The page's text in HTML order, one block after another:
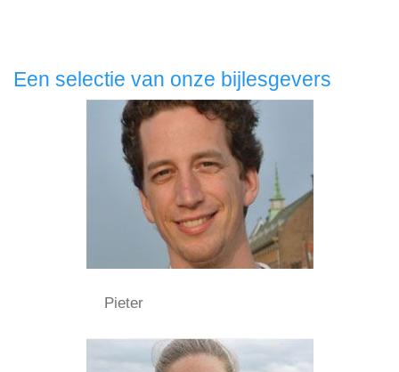
Een selectie van onze bijlesgevers
Pieter